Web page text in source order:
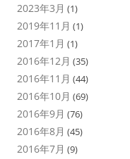
2023年3月 (1)
2019年11月 (1)
2017年1月 (1)
2016年12月 (35)
2016年11月 (44)
2016年10月 (69)
2016年9月 (76)
2016年8月 (45)
2016年7月 (9)